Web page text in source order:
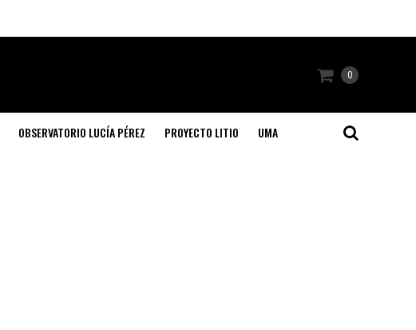
0
OBSERVATORIO LUCÍA PÉREZ PROYECTO LITIO UMA